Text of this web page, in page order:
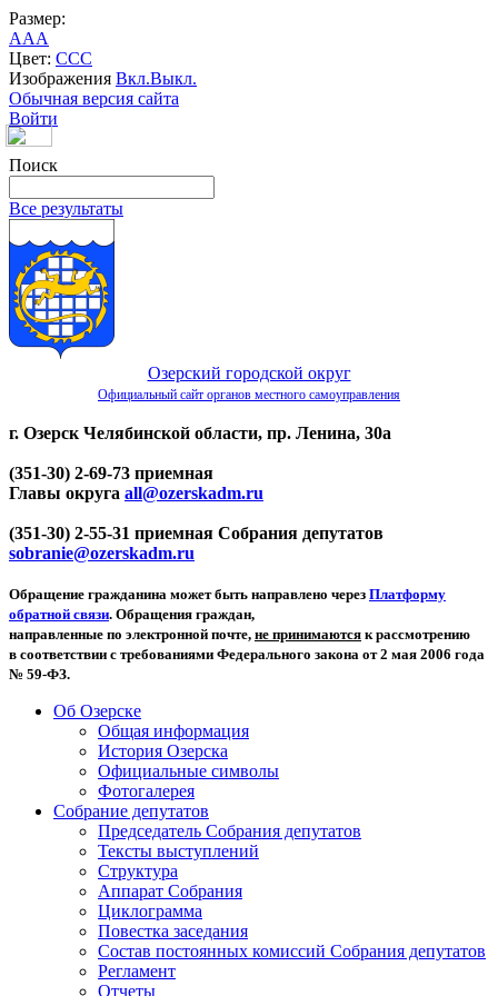
Размер:
AAA
Цвет: CCC
Изображения Вкл.Выкл.
Обычная версия сайта
Войти
Поиск
Все результаты
Озерский городской округ
Официальный сайт органов местного самоуправления
г. Озерск Челябинской области, пр. Ленина, 30а
(351-30) 2-69-73 приемная
Главы округа all@ozerskadm.ru
(351-30) 2-55-31 приемная Собрания депутатов
sobranie@ozerskadm.ru
Обращение гражданина может быть направлено через Платформу
обратной связи. Обращения граждан,
направленные по электронной почте, не принимаются к рассмотрению
в соответствии с требованиями Федерального закона от 2 мая 2006 года
№ 59-ФЗ.
Об Озерске
Общая информация
История Озерска
Официальные символы
Фотогалерея
Собрание депутатов
Председатель Собрания депутатов
Тексты выступлений
Структура
Аппарат Собрания
Циклограмма
Повестка заседания
Состав постоянных комиссий Собрания депутатов
Регламент
Отчеты